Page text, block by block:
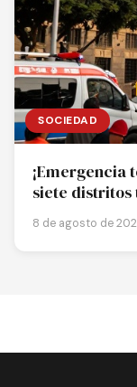
SOCIEDAD
¡Emergencia
siete distritos
8 de agosto de